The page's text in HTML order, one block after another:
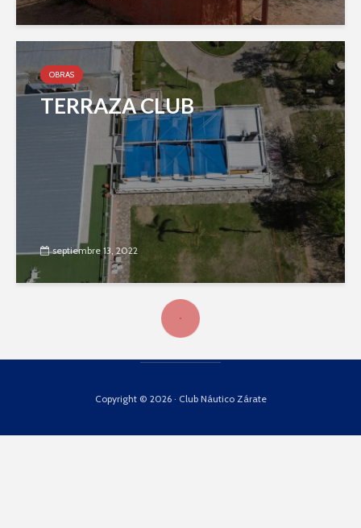
OBRAS
TERRAZA CLUB
septiembre 13, 2022
Copyright © 2026 · Club Náutico Zárate